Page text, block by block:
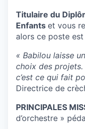
Titulaire du
Enfants et vous
alors ce poste
« Babilou laisse
choix des
c’est ce qui fait
Directrice de
PRINCIPALES
d’orchestre »